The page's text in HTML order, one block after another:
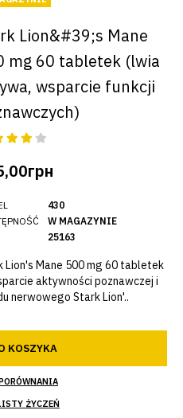
Lion&#39;s Mane
mg 60 tabletek (lwia
wsparcie funkcji
430
W MAGAZYNIE
25163
Lion's Mane 500 mg 60 tabletek
aktywności poznawczej i
nerwowego Stark Lion'..
KOSZYKA
ŻYCZEŃ